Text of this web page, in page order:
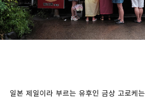
일본 제일이라 부르는 유후인 금상 고로케는